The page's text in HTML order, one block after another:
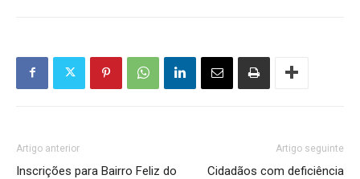
Artigo anterior
Inscrições para Bairro Feliz do
Artigo seguinte
Cidadãos com deficiência